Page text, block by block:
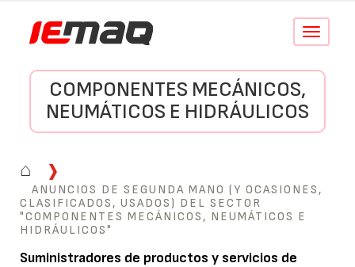
Conmutar
COMPONENTES MECÁNICOS,
NEUMÁTICOS E HIDRÁULICOS
⌂
ANUNCIOS DE SEGUNDA MANO (Y OCASIONES,
CLASIFICADOS, USADOS) DEL SECTOR
"COMPONENTES MECÁNICOS, NEUMÁTICOS E
HIDRÁULICOS"
Suministradores de productos y servicios de